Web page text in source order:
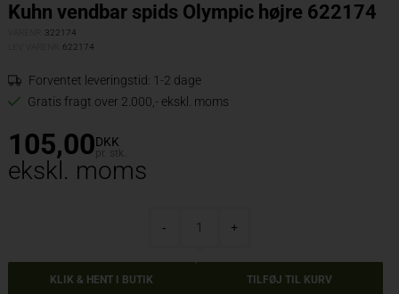
Kuhn vendbar spids Olympic højre 622174
322174
622174
Forventet leveringstid: 1-2 dage
Gratis fragt over 2.000,- ekskl. moms
105,00DKK
pr. stk.
ekskl. moms
- +